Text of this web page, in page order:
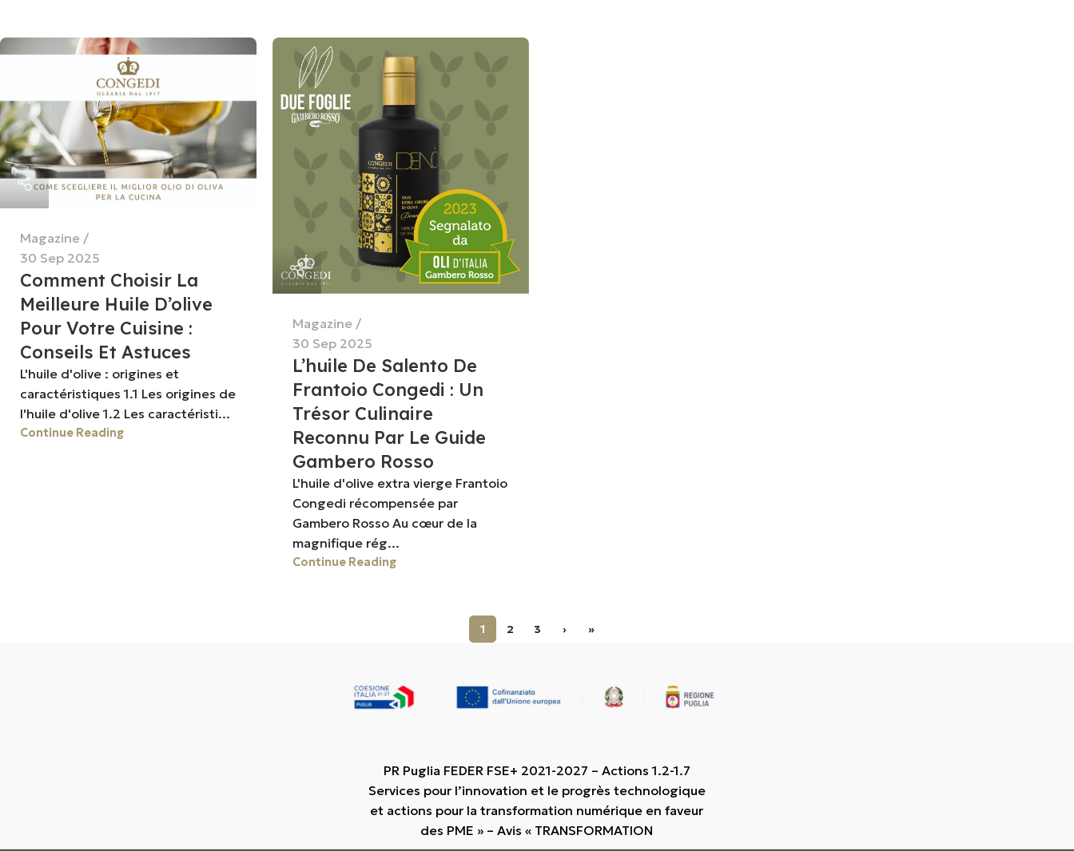
Magazine
30 Sep 2025
Comment Choisir La
Meilleure Huile D’olive
Pour Votre Cuisine :
Conseils Et Astuces
L'huile d'olive : origines et
caractéristiques 1.1 Les origines de
l'huile d'olive 1.2 Les caractéristi...
Continue Reading
Magazine
30 Sep 2025
L’huile De Salento De
Frantoio Congedi : Un
Trésor Culinaire
Reconnu Par Le Guide
Gambero Rosso
L'huile d'olive extra vierge Frantoio
Congedi récompensée par
Gambero Rosso Au cœur de la
magnifique rég...
Continue Reading
1 2 3 › »
PR Puglia FEDER FSE+ 2021-2027 – Actions 1.2-1.7
Services pour l’innovation et le progrès technologique
et actions pour la transformation numérique en faveur
des PME » – Avis « TRANSFORMATION